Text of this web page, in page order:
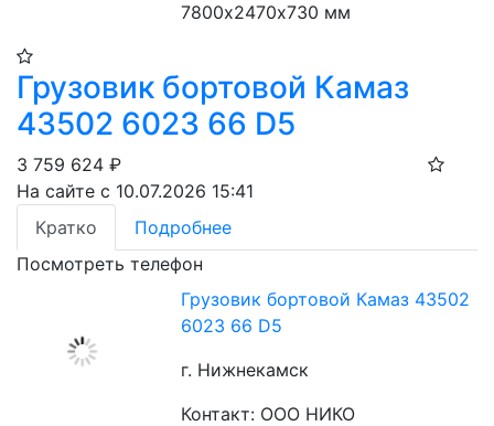
7800х2470х730 мм
Грузовик бортовой Камаз
43502 6023 66 D5
3 759 624 ₽
На сайте с 10.07.2026 15:41
Кратко
Подробнее
Посмотреть телефон
Грузовик бортовой Камаз 43502
6023 66 D5
г. Нижнекамск
Контакт: ООО НИКО